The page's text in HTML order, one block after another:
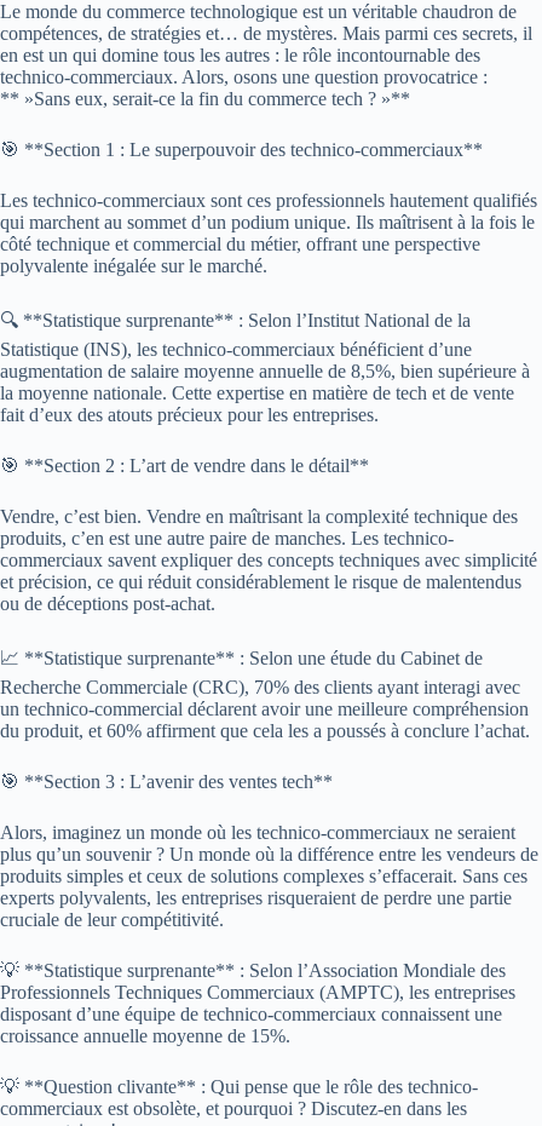
Le monde du commerce technologique est un véritable chaudron de
compétences, de stratégies et… de mystères. Mais parmi ces secrets, il
en est un qui domine tous les autres : le rôle incontournable des
technico-commerciaux. Alors, osons une question provocatrice :
** »Sans eux, serait-ce la fin du commerce tech ? »**
🎯 **Section 1 : Le superpouvoir des technico-commerciaux**
Les technico-commerciaux sont ces professionnels hautement qualifiés
qui marchent au sommet d’un podium unique. Ils maîtrisent à la fois le
côté technique et commercial du métier, offrant une perspective
polyvalente inégalée sur le marché.
🔍 **Statistique surprenante** : Selon l’Institut National de la
Statistique (INS), les technico-commerciaux bénéficient d’une
augmentation de salaire moyenne annuelle de 8,5%, bien supérieure à
la moyenne nationale. Cette expertise en matière de tech et de vente
fait d’eux des atouts précieux pour les entreprises.
🎯 **Section 2 : L’art de vendre dans le détail**
Vendre, c’est bien. Vendre en maîtrisant la complexité technique des
produits, c’en est une autre paire de manches. Les technico-
commerciaux savent expliquer des concepts techniques avec simplicité
et précision, ce qui réduit considérablement le risque de malentendus
ou de déceptions post-achat.
📈 **Statistique surprenante** : Selon une étude du Cabinet de
Recherche Commerciale (CRC), 70% des clients ayant interagi avec
un technico-commercial déclarent avoir une meilleure compréhension
du produit, et 60% affirment que cela les a poussés à conclure l’achat.
🎯 **Section 3 : L’avenir des ventes tech**
Alors, imaginez un monde où les technico-commerciaux ne seraient
plus qu’un souvenir ? Un monde où la différence entre les vendeurs de
produits simples et ceux de solutions complexes s’effacerait. Sans ces
experts polyvalents, les entreprises risqueraient de perdre une partie
cruciale de leur compétitivité.
💡 **Statistique surprenante** : Selon l’Association Mondiale des
Professionnels Techniques Commerciaux (AMPTC), les entreprises
disposant d’une équipe de technico-commerciaux connaissent une
croissance annuelle moyenne de 15%.
💡 **Question clivante** : Qui pense que le rôle des technico-
commerciaux est obsolète, et pourquoi ? Discutez-en dans les